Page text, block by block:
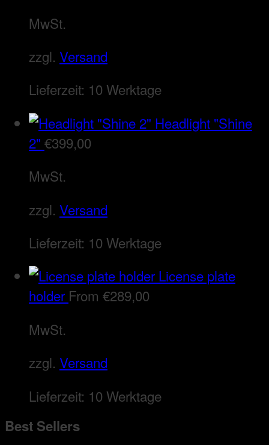
MwSt.
zzgl. Versand
Lieferzeit: 10 Werktage
Headlight "Shine
2" €399,00
MwSt.
zzgl. Versand
Lieferzeit: 10 Werktage
License plate
holder From €289,00
MwSt.
zzgl. Versand
Lieferzeit: 10 Werktage
Best Sellers